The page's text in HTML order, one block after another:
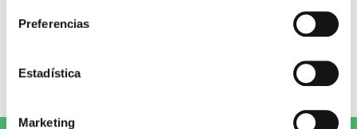
Preferencias
Estadística
Marketing
Escribe tu opinión